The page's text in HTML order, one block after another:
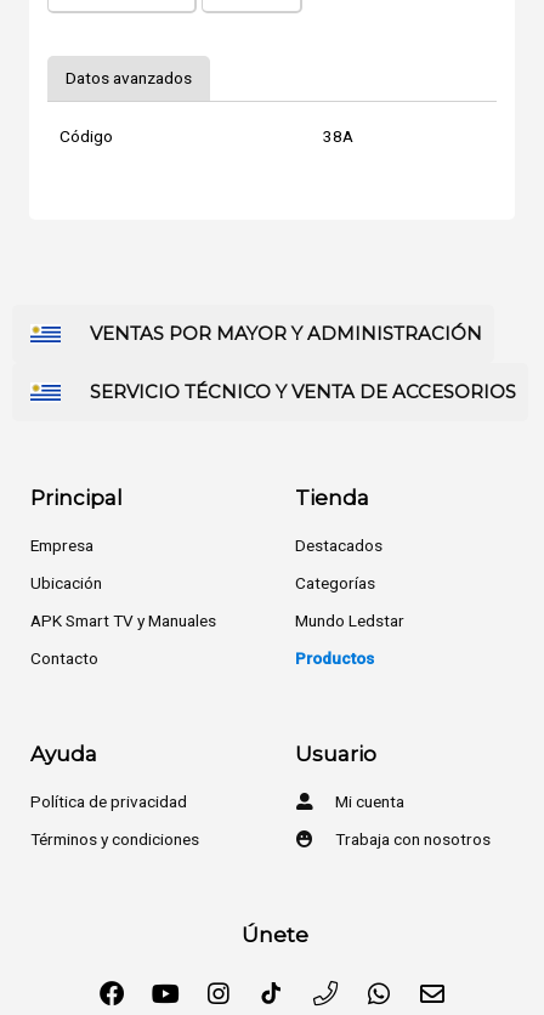
Datos avanzados
Código 38A
VENTAS POR MAYOR Y ADMINISTRACIÓN
SERVICIO TÉCNICO Y VENTA DE ACCESORIOS
Principal
Empresa
Ubicación
APK Smart TV y Manuales
Contacto
Tienda
Destacados
Categorías
Mundo Ledstar
Productos
Ayuda
Política de privacidad
Términos y condiciones
Usuario
Mi cuenta
Trabaja con nosotros
Únete